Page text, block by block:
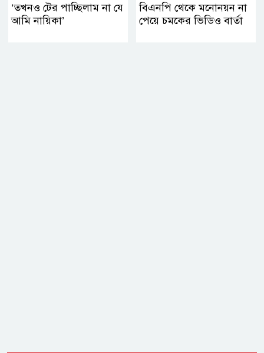
‘তখনও টের পাচ্ছিলাম না যে
আমি নায়িকা’
বিএনপি থেকে মনোনয়ন না
পেয়ে চমকের ভিডিও বার্তা